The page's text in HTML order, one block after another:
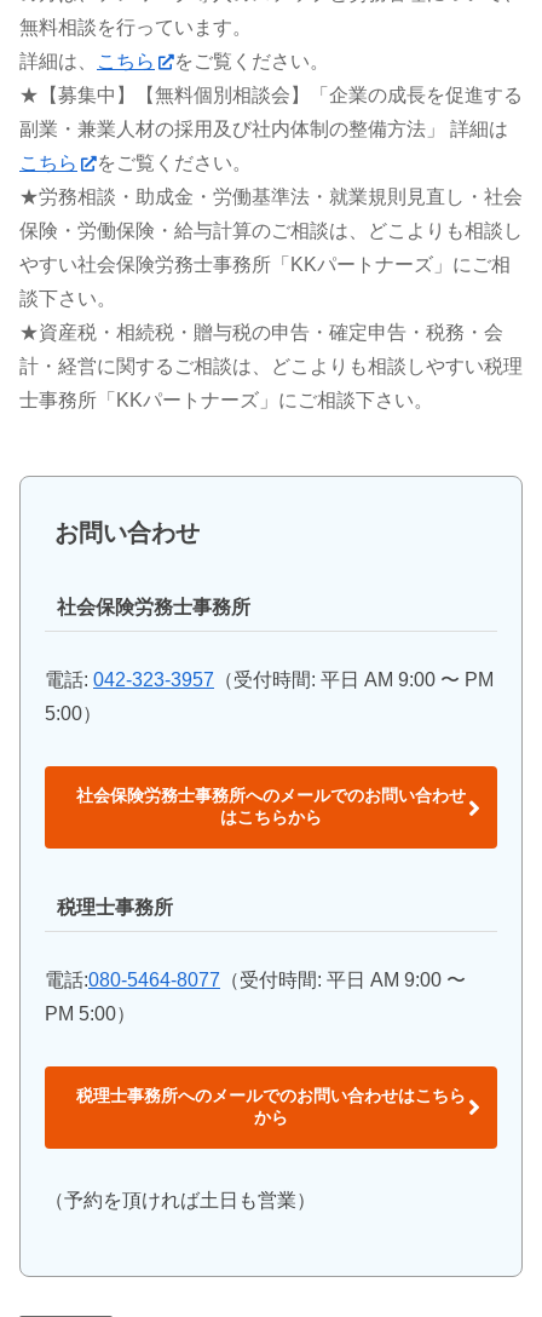
無料相談を行っています。
詳細は、
こちら
をご覧ください。
★【募集中】【無料個別相談会】「企業の成長を促進する
副業・兼業人材の採用及び社内体制の整備方法」 詳細は
こちら
をご覧ください。
★労務相談・助成金・労働基準法・就業規則見直し・社会
保険・労働保険・給与計算のご相談は、どこよりも相談し
やすい社会保険労務士事務所「KKパートナーズ」にご相
談下さい。
★資産税・相続税・贈与税の申告・確定申告・税務・会
計・経営に関するご相談は、どこよりも相談しやすい税理
士事務所「KKパートナーズ」にご相談下さい。
お問い合わせ
社会保険労務士事務所
電話: 042-323-3957 （受付時間: 平日 AM 9:00 〜 PM
5:00）
社会保険労務士事務所へのメールでのお問い合わせ
はこちらから
税理士事務所
電話:080-5464-8077 （受付時間: 平日 AM 9:00 〜
PM 5:00）
税理士事務所へのメールでのお問い合わせはこちら
から
（予約を頂ければ土日も営業）